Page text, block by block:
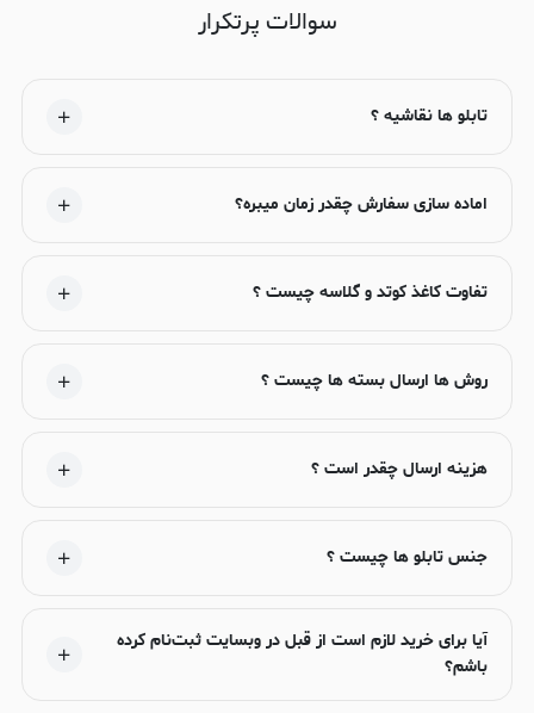
سوالات پرتکرار
تابلو ها نقاشیه ؟
اماده سازی سفارش چقدر زمان میبره؟
تفاوت کاغذ کوتد و گلاسه چیست ؟
روش ها ارسال بسته ها چیست ؟
هزینه ارسال چقدر است ؟
جنس تابلو ها چیست ؟
آیا برای خرید لازم است از قبل در وبسایت ثبت‌نام کرده
باشم؟